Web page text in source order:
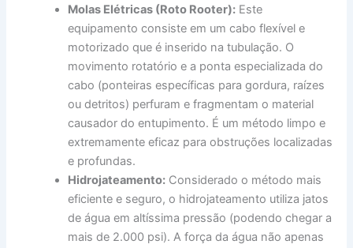
Molas Elétricas (Roto Rooter): Este
equipamento consiste em um cabo flexível e
motorizado que é inserido na tubulação. O
movimento rotatório e a ponta especializada do
cabo (ponteiras específicas para gordura, raízes
ou detritos) perfuram e fragmentam o material
causador do entupimento. É um método limpo e
extremamente eficaz para obstruções localizadas
e profundas.
Hidrojateamento: Considerado o método mais
eficiente e seguro, o hidrojateamento utiliza jatos
de água em altíssima pressão (podendo chegar a
mais de 2.000 psi). A força da água não apenas